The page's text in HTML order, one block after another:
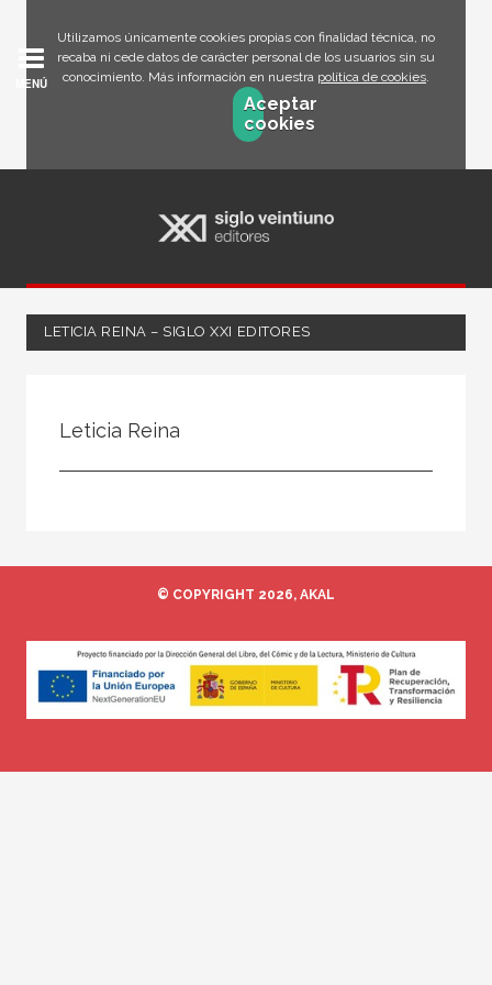
Utilizamos únicamente cookies propias con finalidad técnica, no
recaba ni cede datos de carácter personal de los usuarios sin su
conocimiento. Más información en nuestra política de cookies.
Aceptar
cookies
MENÚ
LETICIA REINA – SIGLO XXI EDITORES
Leticia Reina
© COPYRIGHT 2026, AKAL